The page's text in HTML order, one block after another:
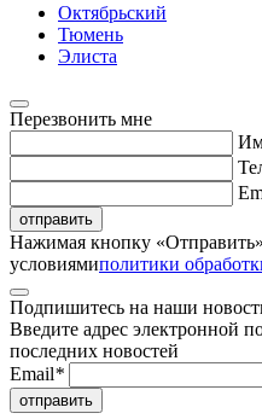
Октябрьский
Тюмень
Элиста
Перезвонить мне
отправить
Нажимая кнопку
условиямиполитики
Подпишитесь на наши
Введите адрес электронной
последних новостей
Email*
отправить